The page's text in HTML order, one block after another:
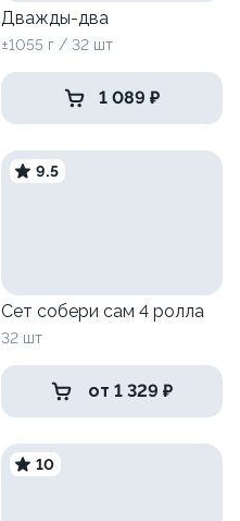
Дважды-два
±1055 г / 32 шт
1 089 ₽
9.5
Сет собери сам 4 ролла
32 шт
от 1 329 ₽
10